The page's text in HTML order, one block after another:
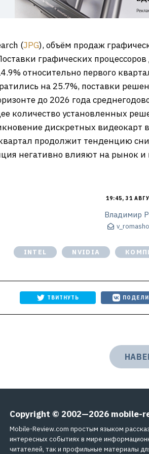
(JPG), объём продаж
графических
относительно первого
на 25.7%, поставки
до 2026 года
количество установленных
дискретных видеокарт
продолжит тенденцию
негативно влияют на рынок и
19:45, 31
Владимир
INTEL NVIDIA
ТВИТНУТЬ
Copyright © 2002—2026 mobile-
Mobile-Review.com простым языком
интересных событиях в мире
читателей, так и профильные материалы